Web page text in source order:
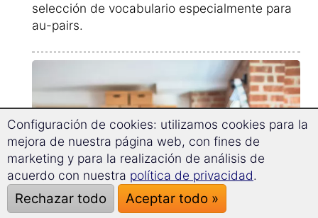
selección de vocabulario especialmente para
au-pairs.
Configuración de cookies: utilizamos cookies para la
mejora de nuestra página web, con fines de
marketing y para la realización de análisis de
acuerdo con nuestra política de privacidad.
Rechazar todo Aceptar todo »